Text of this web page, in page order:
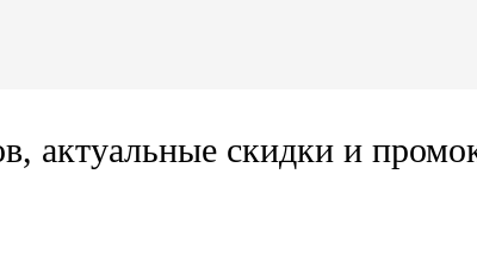
актуальные скидки и